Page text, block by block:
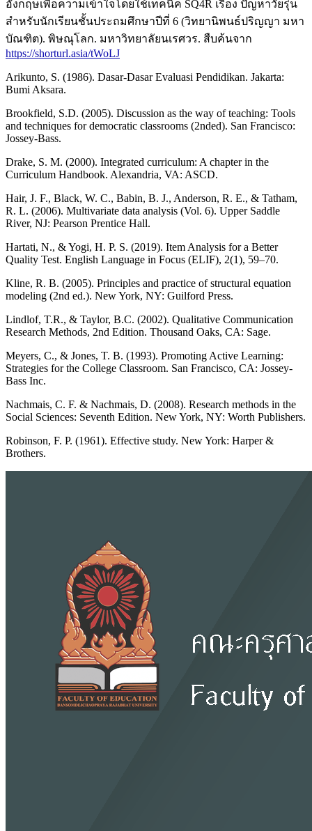
อังกฤษเพื่อความเข้าใจโดยใช้เทคนิค SQ4R เรื่อง ปัญหาวัยรุ่น
สำหรับนักเรียนชั้นประถมศึกษาปีที่ 6 (วิทยานิพนธ์ปริญญา มหา
บัณฑิต). พิษณุโลก. มหาวิทยาลัยนเรศวร. สืบค้นจาก
https://shorturl.asia/tWoLJ
Arikunto, S. (1986). Dasar-Dasar Evaluasi Pendidikan. Jakarta:
Bumi Aksara.
Brookfield, S.D. (2005). Discussion as the way of teaching: Tools
and techniques for democratic classrooms (2nded). San Francisco:
Jossey-Bass.
Drake, S. M. (2000). Integrated curriculum: A chapter in the
Curriculum Handbook. Alexandria, VA: ASCD.
Hair, J. F., Black, W. C., Babin, B. J., Anderson, R. E., & Tatham,
R. L. (2006). Multivariate data analysis (Vol. 6). Upper Saddle
River, NJ: Pearson Prentice Hall.
Hartati, N., & Yogi, H. P. S. (2019). Item Analysis for a Better
Quality Test. English Language in Focus (ELIF), 2(1), 59–70.
Kline, R. B. (2005). Principles and practice of structural equation
modeling (2nd ed.). New York, NY: Guilford Press.
Lindlof, T.R., & Taylor, B.C. (2002). Qualitative Communication
Research Methods, 2nd Edition. Thousand Oaks, CA: Sage.
Meyers, C., & Jones, T. B. (1993). Promoting Active Learning:
Strategies for the College Classroom. San Francisco, CA: Jossey-
Bass Inc.
Nachmais, C. F. & Nachmais, D. (2008). Research methods in the
Social Sciences: Seventh Edition. New York, NY: Worth Publishers.
Robinson, F. P. (1961). Effective study. New York: Harper &
Brothers.